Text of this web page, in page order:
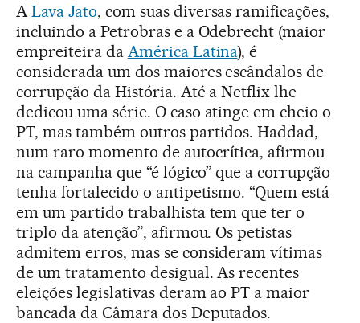
A Lava Jato, com suas diversas ramificações,
incluindo a Petrobras e a Odebrecht (maior
empreiteira da América Latina), é
considerada um dos maiores escândalos de
corrupção da História. Até a Netflix lhe
dedicou uma série. O caso atinge em cheio o
PT, mas também outros partidos. Haddad,
num raro momento de autocrítica, afirmou
na campanha que “é lógico” que a corrupção
tenha fortalecido o antipetismo. “Quem está
em um partido trabalhista tem que ter o
triplo da atenção”, afirmou. Os petistas
admitem erros, mas se consideram vítimas
de um tratamento desigual. As recentes
eleições legislativas deram ao PT a maior
bancada da Câmara dos Deputados.